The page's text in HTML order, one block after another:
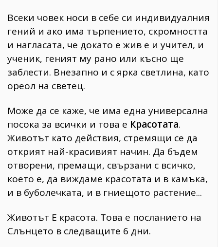
Всеки човек носи в себе си индивидуалния
гений и ако има търпението, скромността
и нагласата, че докато е жив е и учител, и
ученик, геният му рано или късно ще
заблести. Внезапно и с ярка светлина, като
ореол на светец.
Може да се каже, че има една универсална
посока за всички и това е Красотата.
Животът като действия, стремящи се да
открият най-красивият начин. Да бъдем
отворени, премащи, свързани с всичко,
което е, да виждаме красотата и в камъка,
и в буболечката, и в гниещото растение...
Животът Е красота. Това е посланието на
Слънцето в следващите 6 дни.